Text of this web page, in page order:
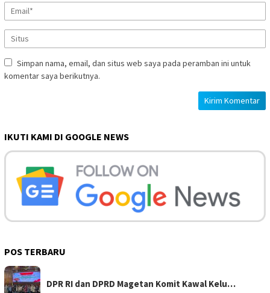
Simpan nama, email, dan situs web saya pada peramban ini untuk
komentar saya berikutnya.
IKUTI KAMI DI GOOGLE NEWS
POS TERBARU
DPR RI dan DPRD Magetan Komit Kawal Kelu…